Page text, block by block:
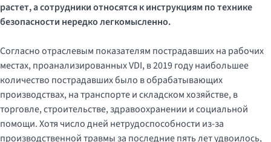
растет, а сотрудники относятся к инструкциям по технике
безопасности нередко легкомысленно.
Согласно отраслевым показателям пострадавших на рабочих
местах, проанализированных VDI, в 2019 году наибольшее
количество пострадавших было в обрабатывающих
производствах, на транспорте и складском хозяйстве, в
торговле, строительстве, здравоохранении и социальной
помощи. Хотя число дней нетрудоспособности из-за
производственной травмы за последние пять лет удвоилось,